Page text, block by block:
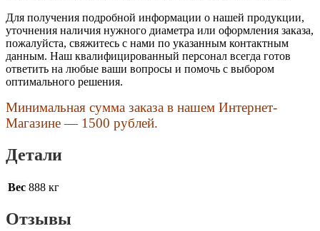
Для получения подробной информации о нашей продукции,
уточнения наличия нужного диаметра или оформления заказа,
пожалуйста, свяжитесь с нами по указанным контактным
данным. Наш квалифицированный персонал всегда готов
ответить на любые ваши вопросы и помочь с выбором
оптимального решения.
Минимальная сумма заказа в нашем Интернет-
Магазине — 1500 рублей.
Детали
Вес 888 кг
Отзывы